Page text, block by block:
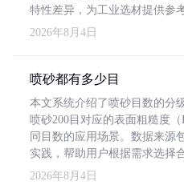
特性差异，为工业选材提供参考
2026年8月4日
喷砂都有多少目
本文系统介绍了喷砂目数的分
喷砂200目对应的表面粗糙度
同目数的应用场景。数据来源
实践，帮助用户根据需求选择
2026年8月4日